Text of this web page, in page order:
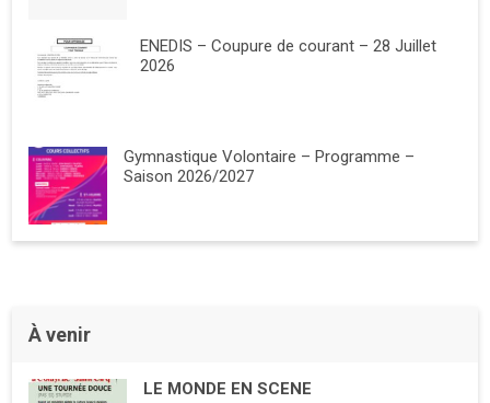
ENEDIS – Coupure de courant – 28 Juillet
2026
Gymnastique Volontaire – Programme –
Saison 2026/2027
À venir
LE MONDE EN SCENE